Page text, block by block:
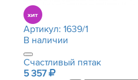
Артикул: 1639/1
В наличии
Счастливый пятак
5 357